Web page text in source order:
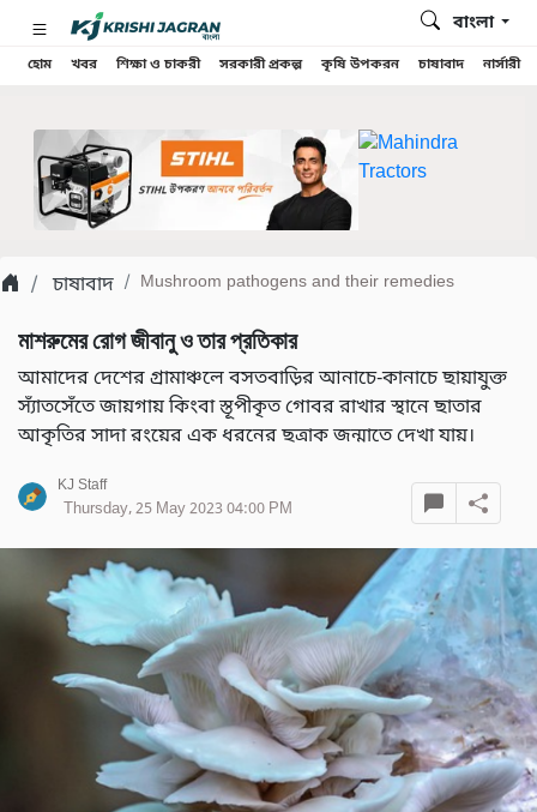
হোম খবর শিক্ষা ও চাকরী সরকারী প্রকল্প কৃষি উপকরন চাষাবাদ নার্সারী
বাংলা
চাষাবাদ Mushroom pathogens and their remedies
মাশরুমের রোগ জীবানু ও তার প্রতিকার
আমাদের দেশের গ্রামাঞ্চলে বসতবাড়ির আনাচে-কানাচে ছায়াযুক্ত
স্যাঁতসেঁতে জায়গায় কিংবা স্তূপীকৃত গোবর রাখার স্থানে ছাতার
আকৃতির সাদা রংয়ের এক ধরনের ছত্রাক জন্মাতে দেখা যায়।
KJ Staff
Thursday, 25 May 2023 04:00 PM